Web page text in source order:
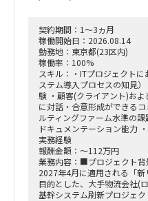
契約期間：1～3ヵ月
稼働開始日：2026.08.14
勤務地：東京都(23区内)
稼働率：100%
スキル：・ITプロジェクト
ステム導入プロセスの知見
験 ・顧客(クライアント)お
に対話・合意形成ができる
ルティングファーム水準の
ドキュメンテーション能力
実務経験
報酬金額：～112万円
業務内容：■プロジェクト背
2027年4月に適用される「
目的とした、大手物流会社(
基幹システム刷新プロジェ